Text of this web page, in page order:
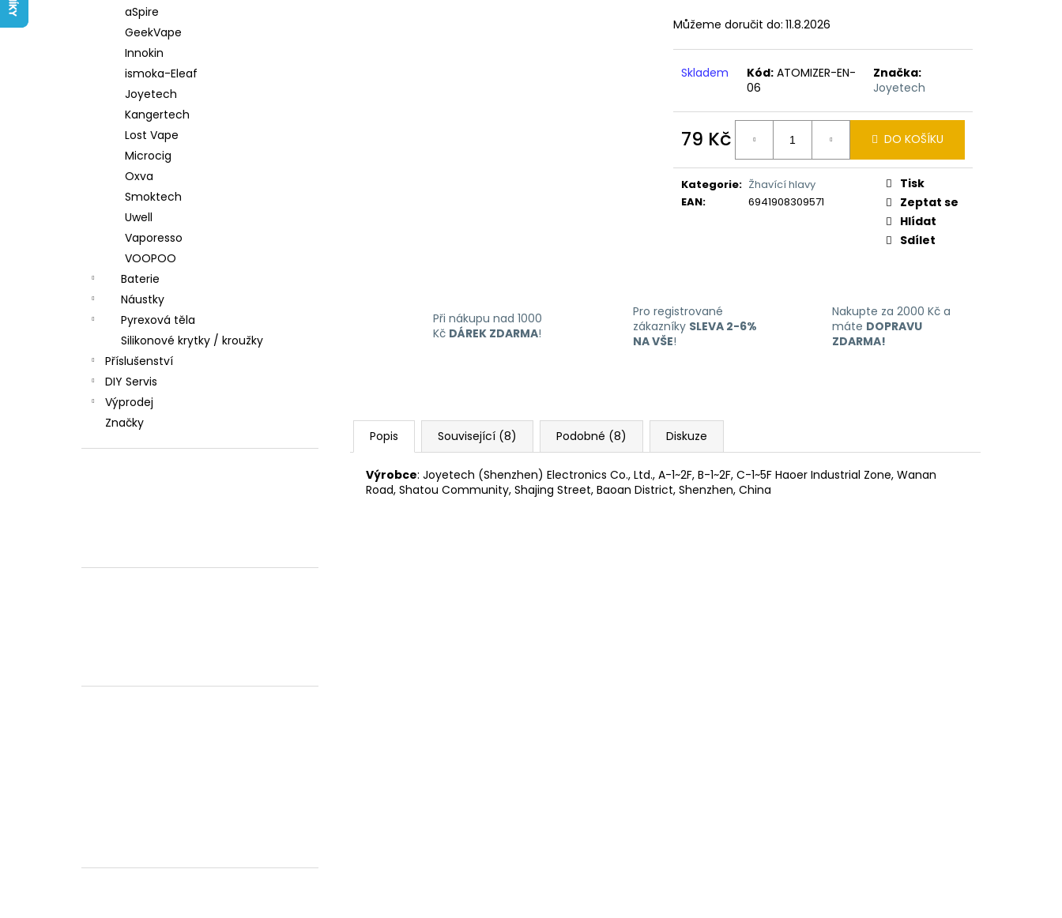
aSpire
GeekVape
Innokin
ismoka-Eleaf
Joyetech
Kangertech
Lost Vape
Microcig
Oxva
Smoktech
Uwell
Vaporesso
VOOPOO
Baterie
Náustky
Pyrexová těla
Silikonové krytky / kroužky
Příslušenství
DIY Servis
Výprodej
Značky
Můžeme doručit do: 11.8.2026
Skladem Kód: ATOMIZER-EN-
06
Značka:
Joyetech
79 Kč
cena:
DO KOŠÍKU
Kategorie: Žhavící hlavy
EAN: 6941908309571
Tisk
Zeptat se
Hlídat
Sdílet
Při nákupu nad 1000
Kč DÁREK ZDARMA!
Pro registrované
zákazníky SLEVA 2-6%
NA VŠE!
Nakupte za 2000 Kč a
máte DOPRAVU
ZDARMA!
Popis Související (8) Podobné (8) Diskuze
Výrobce: Joyetech (Shenzhen) Electronics Co., Ltd., A-1~2F, B-1~2F, C-1~5F Haoer Industrial Zone, Wanan
Road, Shatou Community, Shajing Street, Baoan District, Shenzhen, China
LIQUID ARAMAX 4PACK CIGAR
TOBACCO 4X10ML-18MG
558 Kč
6MG (AMERICKÝ MÍCHANÝ TABÁK)